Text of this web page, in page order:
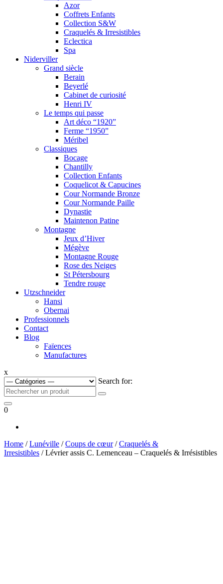
Azor
Coffrets Enfants
Collection S&W
Craquelés & Irresistibles
Eclectica
Spa
Niderviller
Grand siècle
Berain
Beyerlé
Cabinet de curiosité
Henri IV
Le temps qui passe
Art déco “1920”
Ferme “1950”
Méribel
Classiques
Bocage
Chantilly
Collection Enfants
Coquelicot & Capucines
Cour Normande Bronze
Cour Normande Paille
Dynastie
Maintenon Patine
Montagne
Jeux d’Hiver
Mégève
Montagne Rouge
Rose des Neiges
St Pétersbourg
Tendre rouge
Utzschneider
Hansi
Obernai
Professionnels
Contact
Blog
Faïences
Manufactures
x
Search for:
0
Home /Lunéville /Coups de cœur/Craquelés &
Irresistibles / Lévrier assis C. Lemenceau – Craquelés & Irrésistibles